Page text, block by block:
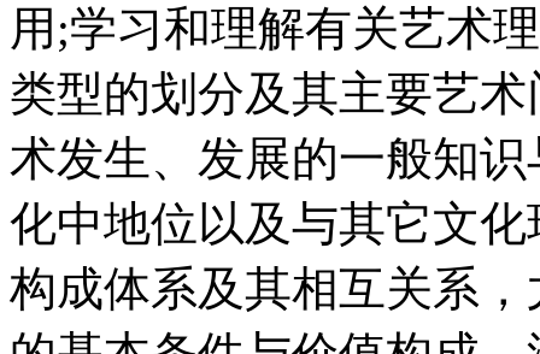
用;学习和理解有关艺术
类型的划分及其主要艺
术发生、发展的一般知
化中地位以及与其它文
构成体系及其相互关系